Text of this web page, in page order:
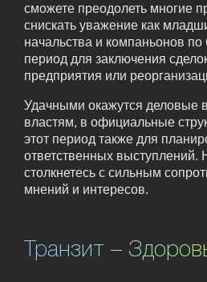
сможете преодолеть многие
снискать уважение как
начальства и компаньонов
период для заключения
предприятия или
Удачными окажутся деловые
властям, в официальные
этот период также для
ответственных выступлений.
столкнетесь с сильным
мнений и интересов.
Транзит –